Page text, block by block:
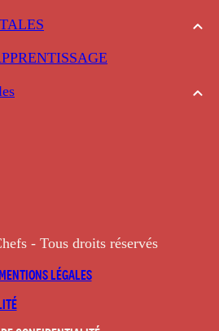
- Tous droits réservés
LÉGALES